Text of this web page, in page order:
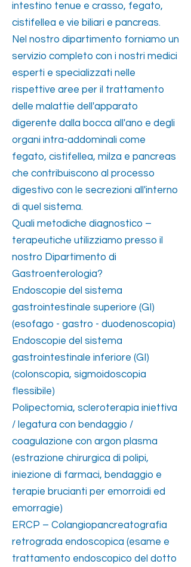
intestino tenue e crasso, fegato,
cistifellea e vie biliari e pancreas.
Nel nostro dipartimento forniamo un
servizio completo con i nostri medici
esperti e specializzati nelle
rispettive aree per il trattamento
delle malattie dell'apparato
digerente dalla bocca all'ano e degli
organi intra-addominali come
fegato, cistifellea, milza e pancreas
che contribuiscono al processo
digestivo con le secrezioni all'interno
di quel sistema.
Quali metodiche diagnostico –
terapeutiche utilizziamo presso il
nostro Dipartimento di
Gastroenterologia?
Endoscopie del sistema
gastrointestinale superiore (GI)
(esofago - gastro - duodenoscopia)
Endoscopie del sistema
gastrointestinale inferiore (GI)
(colonscopia, sigmoidoscopia
flessibile)
Polipectomia, scleroterapia iniettiva
/ legatura con bendaggio /
coagulazione con argon plasma
(estrazione chirurgica di polipi,
iniezione di farmaci, bendaggio e
terapie brucianti per emorroidi ed
emorragie)
ERCP – Colangiopancreatografia
retrograda endoscopica (esame e
trattamento endoscopico del dotto